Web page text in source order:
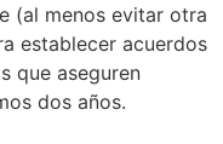
(al menos evitar otra
establecer acuerdos
que aseguren
dos años.